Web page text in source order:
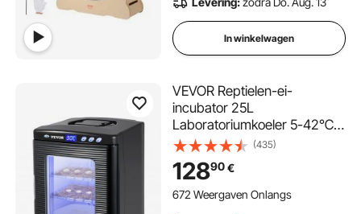
In winkelwagen
VEVOR Reptielen-ei-
incubator 25L
Laboratoriumkoeler 5-42℃
220V voor broedeieren
Zwart
(435)
12890€
672 Weergaven Onlangs